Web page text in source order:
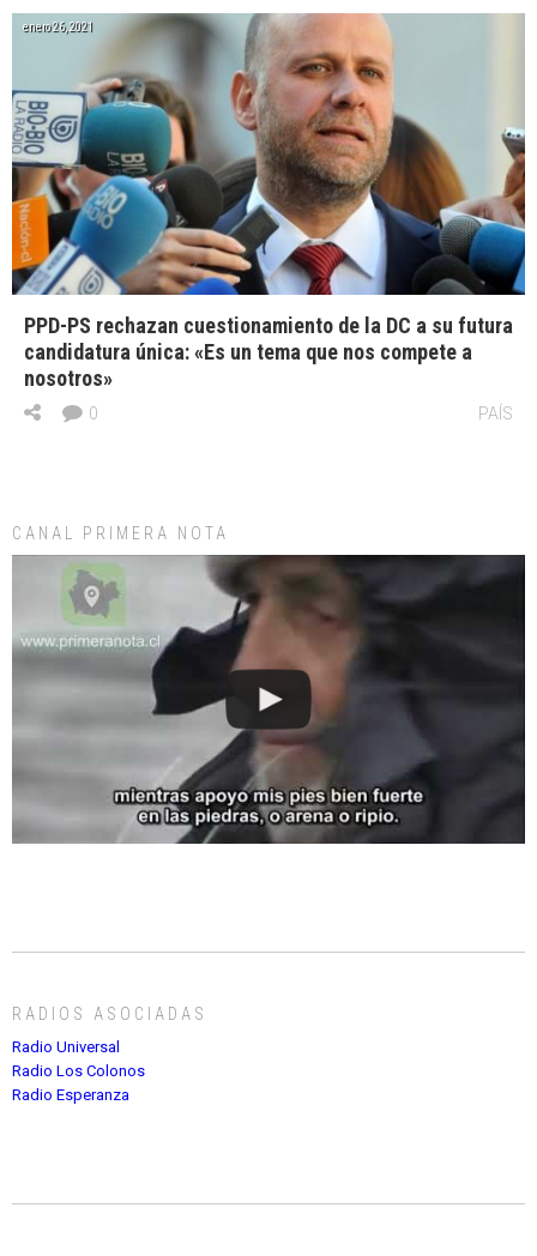
enero 26, 2021
PPD-PS rechazan cuestionamiento de la DC a su futura
candidatura única: «Es un tema que nos compete a
nosotros»
PAÍS
0
CANAL PRIMERA NOTA
RADIOS ASOCIADAS
Radio Universal
Radio Los Colonos
Radio Esperanza